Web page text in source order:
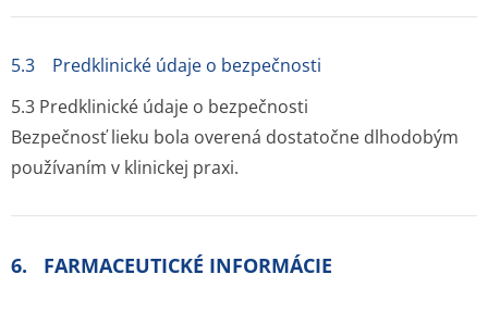
5.3 Predklinické údaje o bezpečnosti
5.3 Predklinické údaje o bezpečnosti
Bezpečnosť lieku bola overená dostatočne dlhodobým
používaním v klinickej praxi.
6. FARMACEUTICKÉ INFORMÁCIE